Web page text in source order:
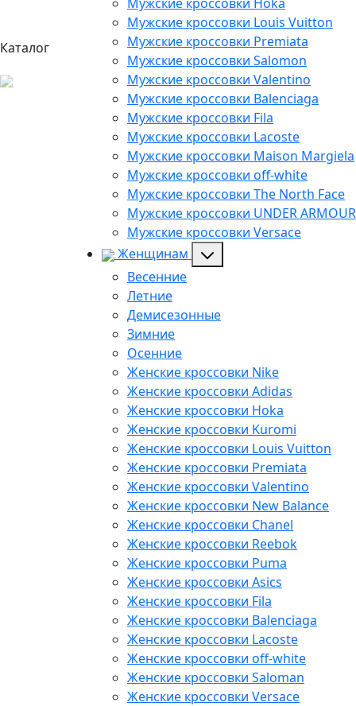
Каталог
Мужские кроссовки Louis Vuitton
Мужские кроссовки Premiata
Мужские кроссовки Salomon
Мужские кроссовки Valentino
Мужские кроссовки Balenciaga
Мужские кроссовки Fila
Мужские кроссовки Lacoste
Мужские кроссовки Maison Margiela
Мужские кроссовки off-white
Мужские кроссовки The North Face
Мужские кроссовки UNDER ARMOUR
Мужские кроссовки Versace
Женщинам
Весенние
Летние
Демисезонные
Зимние
Осенние
Женские кроссовки Nike
Женские кроссовки Adidas
Женские кроссовки Hoka
Женские кроссовки Kuromi
Женские кроссовки Louis Vuitton
Женские кроссовки Premiata
Женские кроссовки Valentino
Женские кроссовки New Balance
Женские кроссовки Chanel
Женские кроссовки Reebok
Женские кроссовки Puma
Женские кроссовки Asics
Женские кроссовки Fila
Женские кроссовки Balenciaga
Женские кроссовки Lacoste
Женские кроссовки off-white
Женские кроссовки Saloman
Женские кроссовки Versace